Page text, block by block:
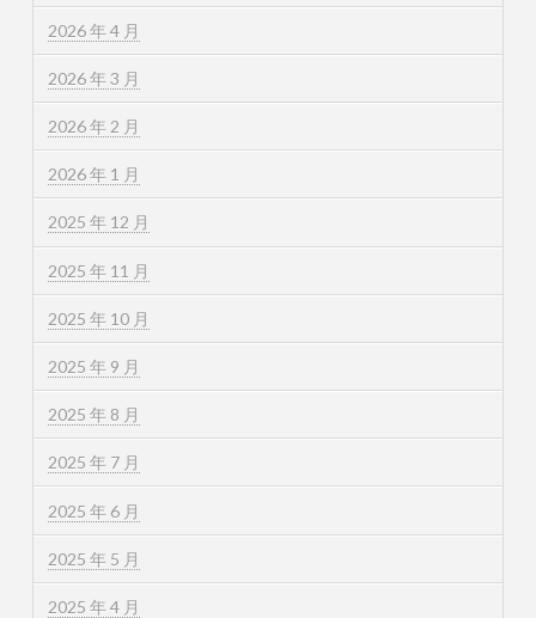
2026 年 4 月
2026 年 3 月
2026 年 2 月
2026 年 1 月
2025 年 12 月
2025 年 11 月
2025 年 10 月
2025 年 9 月
2025 年 8 月
2025 年 7 月
2025 年 6 月
2025 年 5 月
2025 年 4 月